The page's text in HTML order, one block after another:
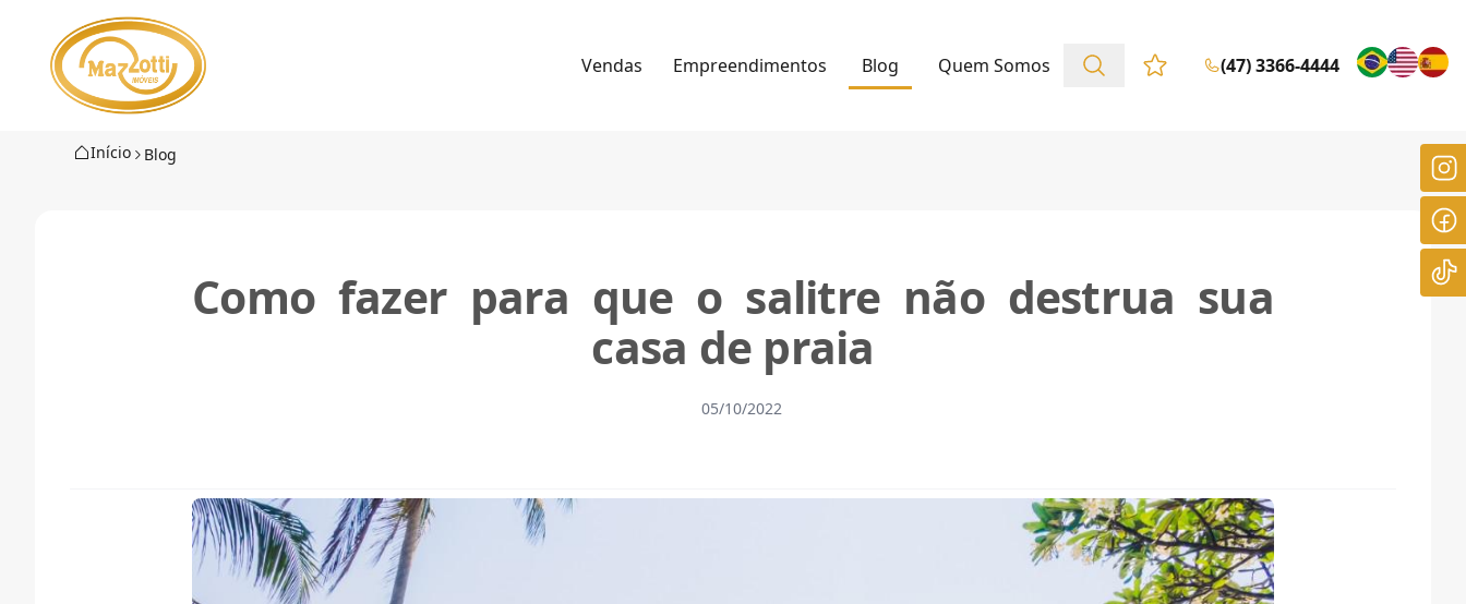
Vendas Empreendimentos Blog Quem Somos Favoritos (0 itens)
(47) 3366-4444
Início Blog
Como fazer para que o salitre não destrua sua
casa de praia
05/10/2022